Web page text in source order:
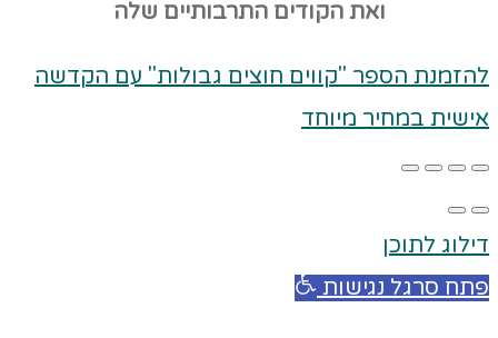
ואת הקודים התרבותיים שלה
להזמנת הספר "קווים חוצים גבולות" עם הקדשה
אישית במחיר מיוחד
דילוג לתוכן
פתח סרגל נגישות